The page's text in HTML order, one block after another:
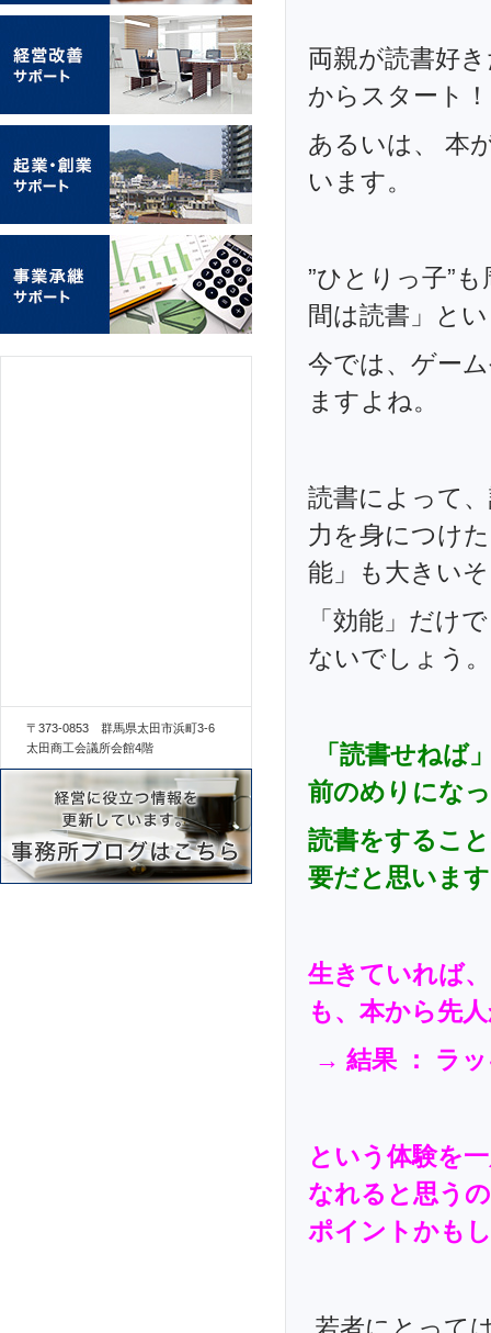
両親が読書好
からスタート
あるいは、 本
います。
”ひとりっ子”
間は読書」と
今では、ゲー
ますよね。
読書によって
力を身につけ
能」も大きい
「効能」だけ
ないでしょう
「読書せね
前のめりにな
読書をするこ
要だと思いま
生きていれば
も、本から先
→ 結果 ： ラ
という体験を
なれると思う
ポイントかも
〒373-0853 群馬県太田市浜町3-6
太田商工会議所会館4階